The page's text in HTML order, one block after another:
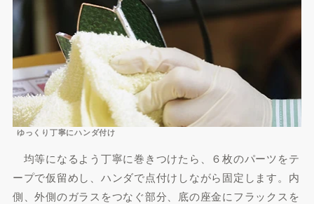
ゆっくり丁寧にハンダ付け
均等になるよう丁寧に巻きつけたら、６枚のパーツをテ
ープで仮留めし、ハンダで点付けしながら固定します。内
側、外側のガラスをつなぐ部分、底の座金にフラックスを